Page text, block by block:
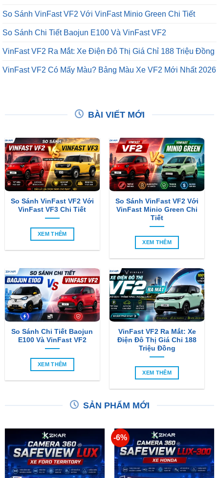
So Sánh VinFast VF2 Với VinFast Minio Green Chi Tiết
So Sánh Chi Tiết Baojun E100 Và VinFast VF2
VinFast VF2 Ra Mắt: Xe Điện Đô Thị Giá Chỉ 188 Triệu Đồng
VinFast VF2 Có Mấy Màu? Bảng Màu Xe VF2 Mới Nhất 2026
BÀI VIẾT MỚI
So Sánh VinFast VF2 Với
VinFast VF3 Chi Tiết
XEM THÊM
So Sánh VinFast VF2 Với
VinFast Minio Green Chi
Tiết
XEM THÊM
So Sánh Chi Tiết Baojun
E100 Và VinFast VF2
XEM THÊM
VinFast VF2 Ra Mắt: Xe
Điện Đô Thị Giá Chỉ 188
Triệu Đồng
XEM THÊM
SẢN PHẨM MỚI
-6%